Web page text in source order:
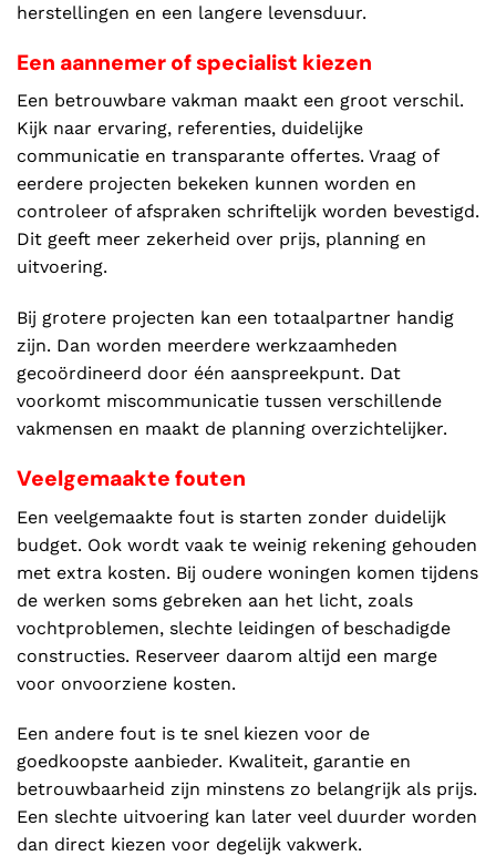
herstellingen en een langere levensduur.
Een aannemer of specialist kiezen
Een betrouwbare vakman maakt een groot verschil.
Kijk naar ervaring, referenties, duidelijke
communicatie en transparante offertes. Vraag of
eerdere projecten bekeken kunnen worden en
controleer of afspraken schriftelijk worden bevestigd.
Dit geeft meer zekerheid over prijs, planning en
uitvoering.
Bij grotere projecten kan een totaalpartner handig
zijn. Dan worden meerdere werkzaamheden
gecoördineerd door één aanspreekpunt. Dat
voorkomt miscommunicatie tussen verschillende
vakmensen en maakt de planning overzichtelijker.
Veelgemaakte fouten
Een veelgemaakte fout is starten zonder duidelijk
budget. Ook wordt vaak te weinig rekening gehouden
met extra kosten. Bij oudere woningen komen tijdens
de werken soms gebreken aan het licht, zoals
vochtproblemen, slechte leidingen of beschadigde
constructies. Reserveer daarom altijd een marge
voor onvoorziene kosten.
Een andere fout is te snel kiezen voor de
goedkoopste aanbieder. Kwaliteit, garantie en
betrouwbaarheid zijn minstens zo belangrijk als prijs.
Een slechte uitvoering kan later veel duurder worden
dan direct kiezen voor degelijk vakwerk.